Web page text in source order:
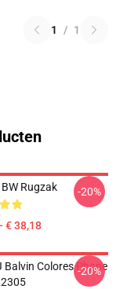
1 / 1
Rugzak
€ 38,18
-20%
Balvin Colores Phone
-20%